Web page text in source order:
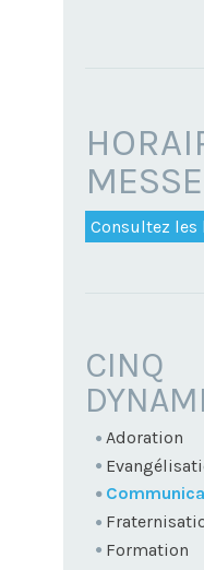
Consultez les
CINQ
Adoration
Formation